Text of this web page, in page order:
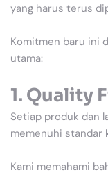
yang harus terus
Komitmen baru ini
utama:
1. Quality
Setiap produk dan
memenuhi standar
Kami memahami